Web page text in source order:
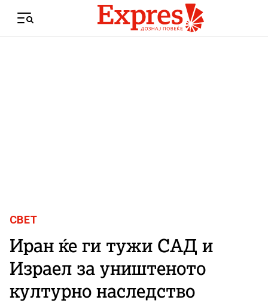
Menu
СВЕТ
Иран ќе ги тужи САД и
Израел за уништеното
културно наследство